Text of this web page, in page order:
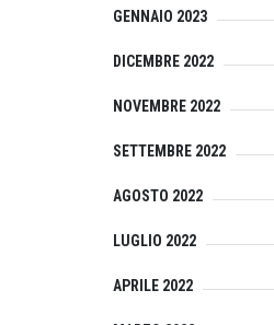
GENNAIO 2023
DICEMBRE 2022
NOVEMBRE 2022
SETTEMBRE 2022
AGOSTO 2022
LUGLIO 2022
APRILE 2022